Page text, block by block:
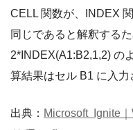
CELL 関数が、INDEX
同じであると解釈するた
2*INDEX(A1:B2,1,2) の
算結果はセル B1 に入力
出典： Microsoft Ignite